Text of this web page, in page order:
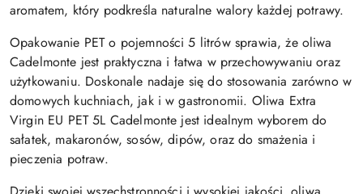
aromatem, który podkreśla naturalne walory każdej potrawy.
Opakowanie PET o pojemności 5 litrów sprawia, że oliwa
Cadelmonte jest praktyczna i łatwa w przechowywaniu oraz
użytkowaniu. Doskonale nadaje się do stosowania zarówno w
domowych kuchniach, jak i w gastronomii. Oliwa Extra
Virgin EU PET 5L Cadelmonte jest idealnym wyborem do
sałatek, makaronów, sosów, dipów, oraz do smażenia i
pieczenia potraw.